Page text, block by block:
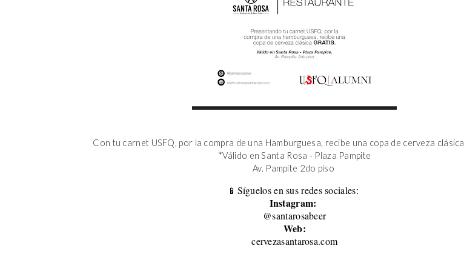
Con tu carnet USFQ, por la compra de una Hamburguesa, recibe una copa de cerveza clásica
*Válido en Santa Rosa - Plaza Pampite
Av. Pampite 2do piso
📱Síguelos en sus redes sociales:
Instagram:
@santarosabeer
Web:
cervezasantarosa.com